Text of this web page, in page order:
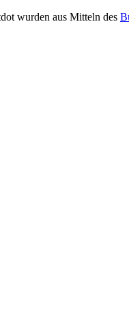
wurden aus Mitteln des